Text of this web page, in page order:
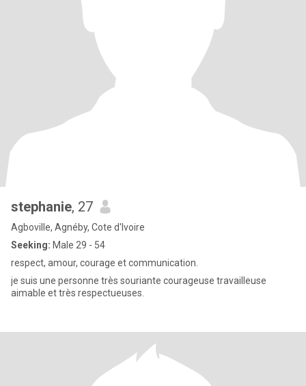
stephanie, 27
Agboville, Agnéby, Cote d'Ivoire
Seeking: Male 29 - 54
respect, amour, courage et communication.
je suis une personne très souriante courageuse travailleuse
aimable et très respectueuses.